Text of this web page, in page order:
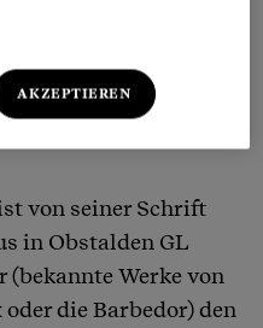
von seiner Schrift
in Obstalden GL
Werke von
die Barbedor) den
AKZEPTIEREN